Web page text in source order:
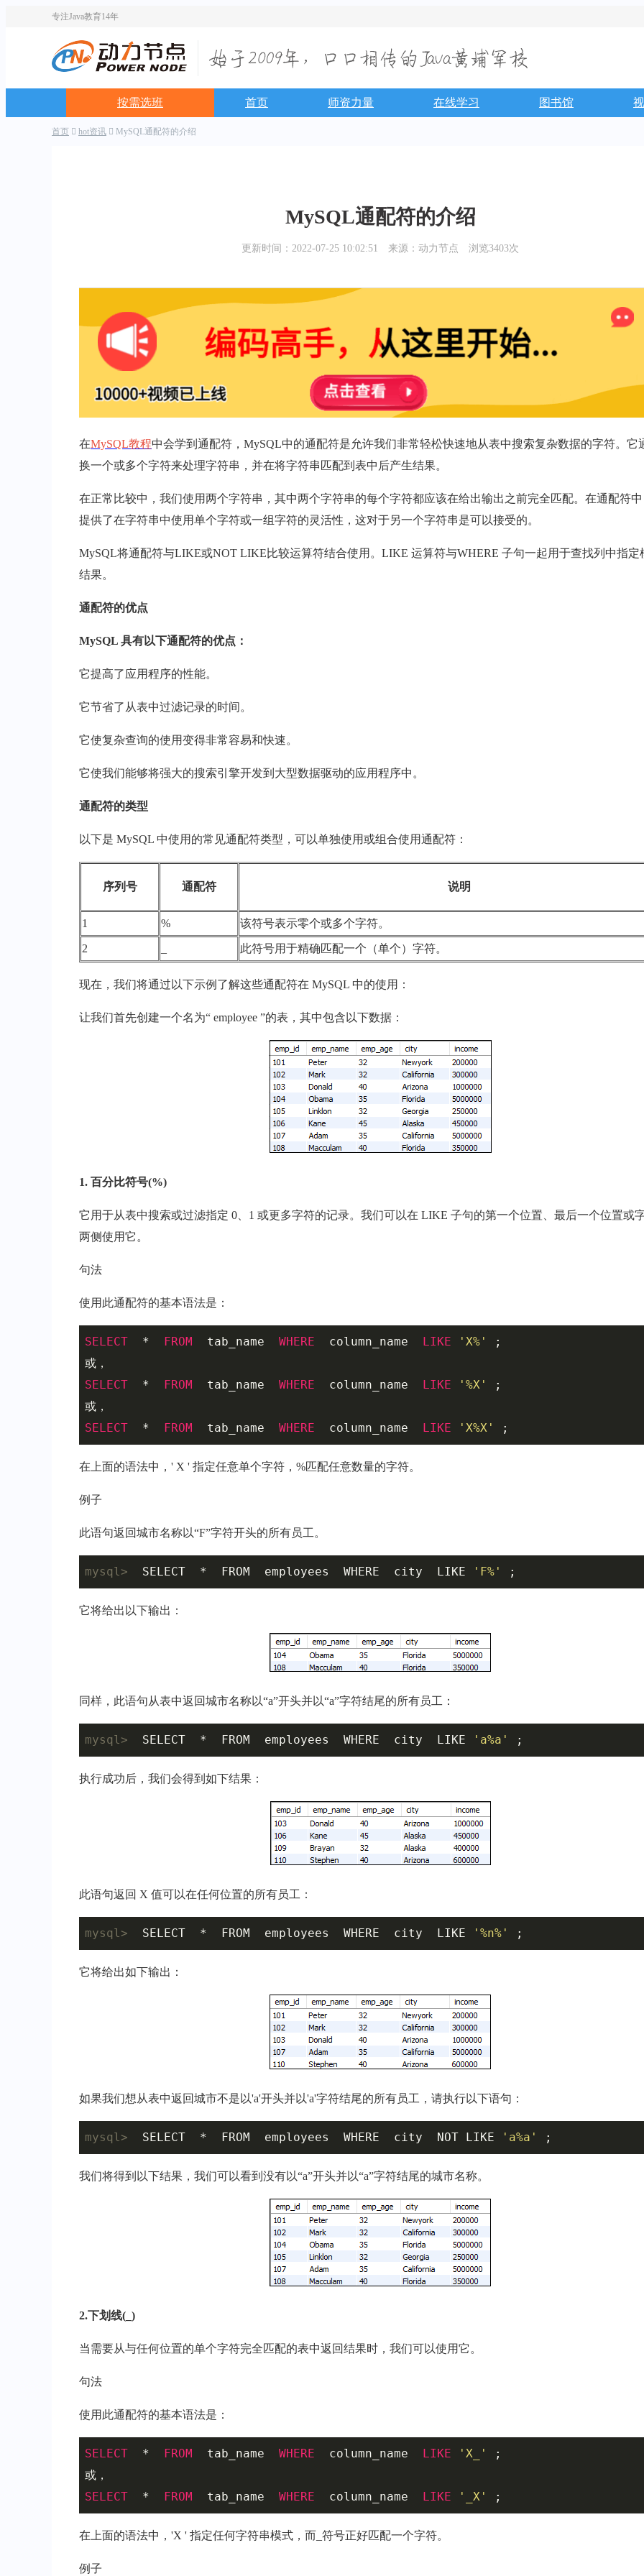
专注Java教育14年
按需选班 首页 师资力量 在线学习 图书馆
首页 hot资讯 MySQL通配符的介绍
MySQL通配符的介绍
更新时间：2022-07-25 10:02:51 来源：动力节点 浏览3403次
在MySQL教程中会学到通配符，MySQL中的通配符是允许我们非常轻松快速地从表中搜索复杂数据的字符。它
换一个或多个字符来处理字符串，并在将字符串匹配到表中后产生结果。
在正常比较中，我们使用两个字符串，其中两个字符串的每个字符都应该在给出输出之前完全匹配。在通配符
提供了在字符串中使用单个字符或一组字符的灵活性，这对于另一个字符串是可以接受的。
MySQL将通配符与LIKE或NOT LIKE比较运算符结合使用。LIKE 运算符与WHERE 子句一起用于查找列中指定
结果。
通配符的优点
MySQL 具有以下通配符的优点：
它提高了应用程序的性能。
它节省了从表中过滤记录的时间。
它使复杂查询的使用变得非常容易和快速。
它使我们能够将强大的搜索引擎开发到大型数据驱动的应用程序中。
通配符的类型
以下是 MySQL 中使用的常见通配符类型，可以单独使用或组合使用通配符：
序列号 通配符 说明
1 % 该符号表示零个或多个字符。
2 此符号用于精确匹配一个（单个）字符。
现在，我们将通过以下示例了解这些通配符在 MySQL 中的使用：
让我们首先创建一个名为“ employee ”的表，其中包含以下数据：
1. 百分比符号(%)
它用于从表中搜索或过滤指定 0、1 或更多字符的记录。我们可以在 LIKE 子句的第一个位置、最后一个位置或
两侧使用它。
句法
使用此通配符的基本语法是：
SELECT
  *
FROM
  tab_name
WHERE
  column_name
LIKE 'X%'
;
SELECT
  *
FROM
  tab_name
WHERE
  column_name
LIKE '%X'
;
SELECT
  *
FROM
  tab_name
WHERE
  column_name
LIKE 'X%X' ;
在上面的语法中，' X ' 指定任意单个字符，%匹配任意数量的字符。
例子
此语句返回城市名称以“F”字符开头的所有员工。
mysql>
  SELECT  *  FROM  employees  WHERE  city  LIKE
'F%' ;
它将给出以下输出：
同样，此语句从表中返回城市名称以“a”开头并以“a”字符结尾的所有员工：
mysql>
  SELECT  *  FROM  employees  WHERE  city  LIKE
'a%a' ;
执行成功后，我们会得到如下结果：
此语句返回 X 值可以在任何位置的所有员工：
mysql>
  SELECT  *  FROM  employees  WHERE  city  LIKE
'%n%' ;
它将给出如下输出：
如果我们想从表中返回城市不是以'a'开头并以'a'字符结尾的所有员工，请执行以下语句：
mysql>
  SELECT  *  FROM  employees  WHERE  city  NOT LIKE
'a%a' ;
我们将得到以下结果，我们可以看到没有以“a”开头并以“a”字符结尾的城市名称。
2.下划线(_)
当需要从与任何位置的单个字符完全匹配的表中返回结果时，我们可以使用它。
句法
使用此通配符的基本语法是：
SELECT
  *
FROM
  tab_name
WHERE
  column_name
LIKE 'X_'
;
SELECT
  *
FROM
  tab_name
WHERE
  column_name
LIKE '_X' ;
在上面的语法中，'X ' 指定任何字符串模式，而_符号正好匹配一个字符。
例子